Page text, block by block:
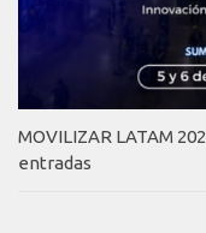
MOVILIZAR LATAM
entradas